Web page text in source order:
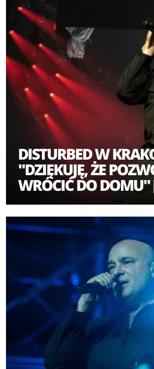
DISTURBED W
"DZIĘKUJĘ, ŻE
WRÓCIĆ DO DOMU"